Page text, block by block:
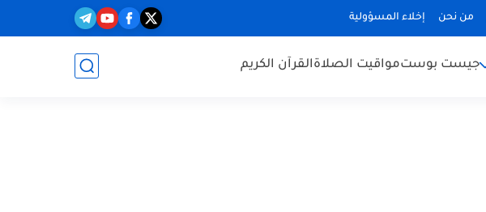
من نحن إخلاء المسؤولية
جيست بوستمواقيت الصلاةالقرآن الكريم